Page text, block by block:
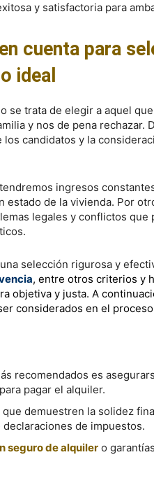
y satisfactoria para
cuenta para
ideal
se trata de elegir a aquel
y nos de pena rechazar.
candidatos y la
ingresos
de la vivienda. Por
legales y conflictos que
selección rigurosa y
, entre otros criterios y
objetiva y justa. A
considerados en el
recomendados es
pagar el alquiler.
demuestren la solidez
de impuestos.
seguro de alquiler o